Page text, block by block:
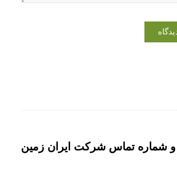
شماره تماس شرکت ایران زمین